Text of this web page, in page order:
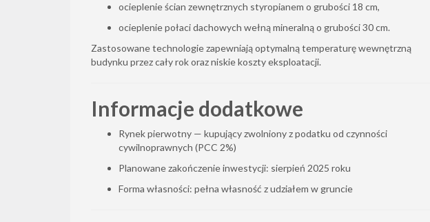
ocieplenie ścian zewnętrznych styropianem o grubości 18 cm,
ocieplenie połaci dachowych wełną mineralną o grubości 30 cm.
Zastosowane technologie zapewniają optymalną temperaturę wewnętrzną
budynku przez cały rok oraz niskie koszty eksploatacji.
Informacje dodatkowe
Rynek pierwotny — kupujący zwolniony z podatku od czynności
cywilnoprawnych (PCC 2%)
Planowane zakończenie inwestycji: sierpień 2025 roku
Forma własności: pełna własność z udziałem w gruncie